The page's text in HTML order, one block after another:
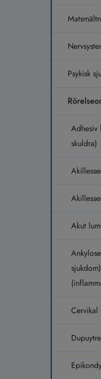
Psykisk
Adhesiv
skuldra)
Akut
Cervikal